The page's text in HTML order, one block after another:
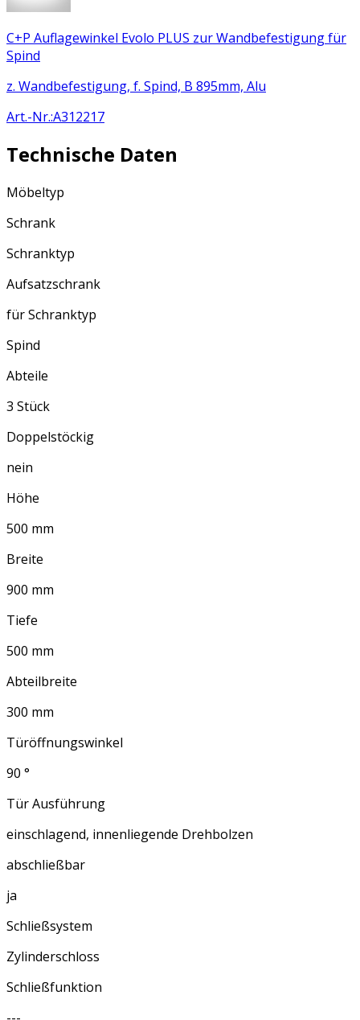
C+P Auflagewinkel Evolo PLUS zur Wandbefestigung für
Spind
z. Wandbefestigung, f. Spind, B 895mm, Alu
Art.-Nr.:A312217
Technische Daten
Möbeltyp
Schrank
Schranktyp
Aufsatzschrank
für Schranktyp
Spind
Abteile
3 Stück
Doppelstöckig
nein
Höhe
500 mm
Breite
900 mm
Tiefe
500 mm
Abteilbreite
300 mm
Türöffnungswinkel
90 °
Tür Ausführung
einschlagend, innenliegende Drehbolzen
abschließbar
ja
Schließsystem
Zylinderschloss
Schließfunktion